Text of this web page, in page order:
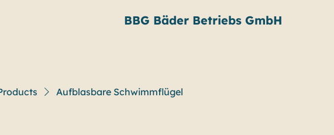
BBG Bäder Betriebs GmbH
Aufblasbare Schwimmflügel